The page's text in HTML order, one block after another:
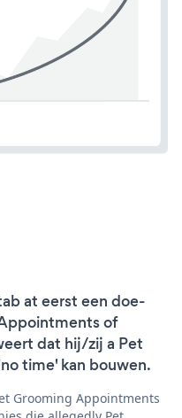
at eerst een doe-
of
dat hij/zij a Pet
time' kan bouwen.
Grooming Appointments